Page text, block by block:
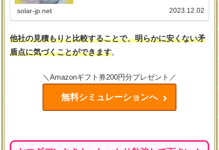
深め、被害を未然に防ぐための貴重な情報をご覧くださ
solar-jp.net 2023.12.02
他社の見積もりと比較することで、明らかに安くない矛
盾点に気づくことができます。
＼Amazonギフト券200円分プレゼント／
無料シミュレーションへ